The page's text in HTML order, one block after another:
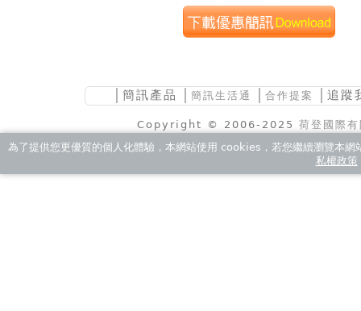
簡訊產品 簡訊生活通 合作提案 │追蹤
Copyright © 2006-2025 荷登國際
為了提供您更優質的個人化體驗，本網站使用 cookies，若您繼續瀏覽本
私權政策